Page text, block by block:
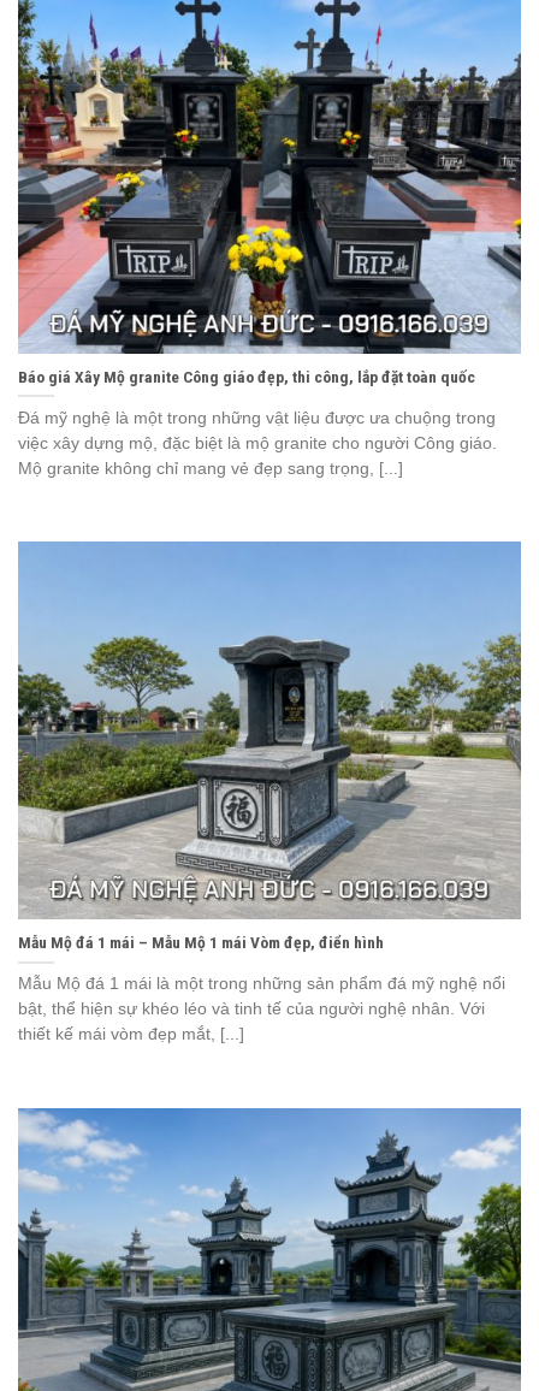
Báo giá Xây Mộ granite Công giáo đẹp, thi công, lắp đặt toàn quốc
Đá mỹ nghệ là một trong những vật liệu được ưa chuộng trong
việc xây dựng mộ, đặc biệt là mộ granite cho người Công giáo.
Mộ granite không chỉ mang vẻ đẹp sang trọng, [...]
Mẫu Mộ đá 1 mái – Mẫu Mộ 1 mái Vòm đẹp, điển hình
Mẫu Mộ đá 1 mái là một trong những sản phẩm đá mỹ nghệ nổi
bật, thể hiện sự khéo léo và tinh tế của người nghệ nhân. Với
thiết kế mái vòm đẹp mắt, [...]